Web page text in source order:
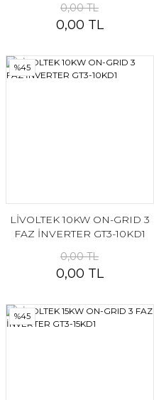
0,00 TL
0,00 TL
%45
LİVOLTEK 10KW ON-GRID 3
FAZ İNVERTER GT3-10KD1
0,00 TL
0,00 TL
%45